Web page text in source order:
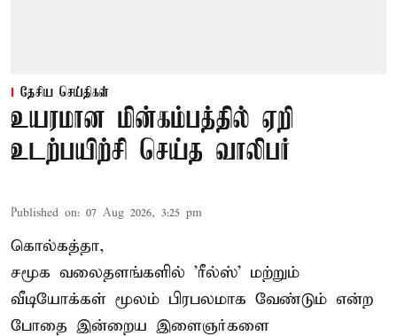
தேசிய செய்திகள்
உயரமான மின்கம்பத்தில் ஏறி
உடற்பயிற்சி செய்த வாலிபர்
Published on: 07 Aug 2026, 3:25 pm
கொல்கத்தா,
சமூக வலைதளங்களில் 'ரீல்ஸ்' மற்றும்
வீடியோக்கள் மூலம் பிரபலமாக வேண்டும் என்ற
போதை இன்றைய இளைஞர்களை